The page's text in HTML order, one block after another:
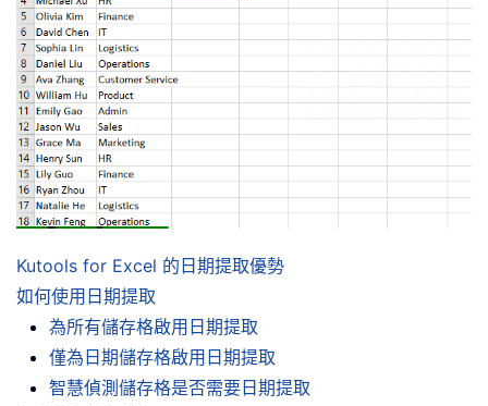
Kutools for Excel 的日期提取優勢
如何使用日期提取
為所有儲存格啟用日期提取
僅為日期儲存格啟用日期提取
智慧偵測儲存格是否需要日期提取